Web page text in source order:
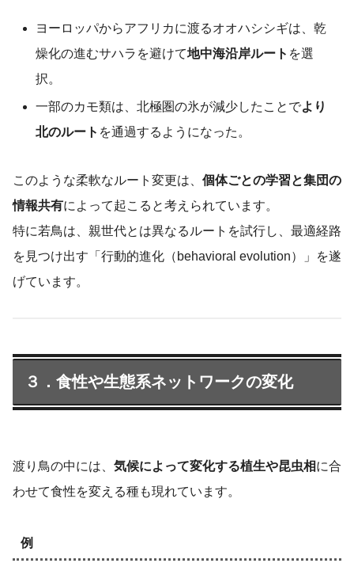
ヨーロッパからアフリカに渡るオオハシシギは、乾
燥化の進むサハラを避けて地中海沿岸ルート を選
択。
一部のカモ類は、北極圏の氷が減少したことでより
北のルート を通過するようになった。
このような柔軟なルート変更は、 個体ごとの学習と集団の
情報共有によって起こると考えられています。
特に若鳥は、親世代とは異なるルートを試行し、最適経路
を見つけ出す「行動的進化（behavioral evolution）」を遂
げています。
３．食性や生態系ネットワークの変化
渡り鳥の中には、 気候によって変化する植生や昆虫相に合
わせて食性を変える種も現れています。
例